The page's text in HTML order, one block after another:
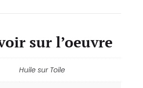
sur l’oeuvre
Huile sur Toile